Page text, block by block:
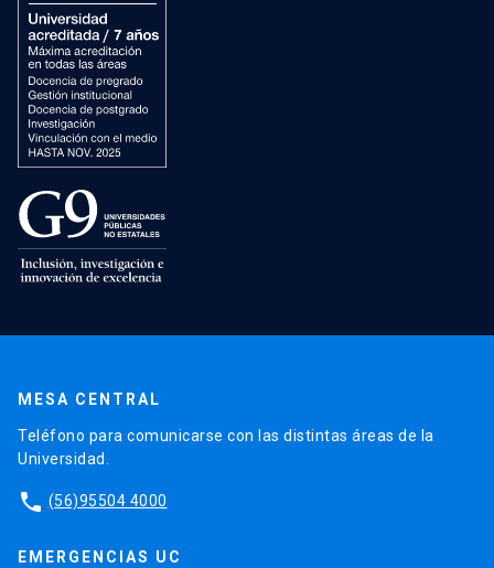
MESA CENTRAL
Teléfono para comunicarse con las distintas áreas de la
Universidad.
phone (56)95504 4000
EMERGENCIAS UC